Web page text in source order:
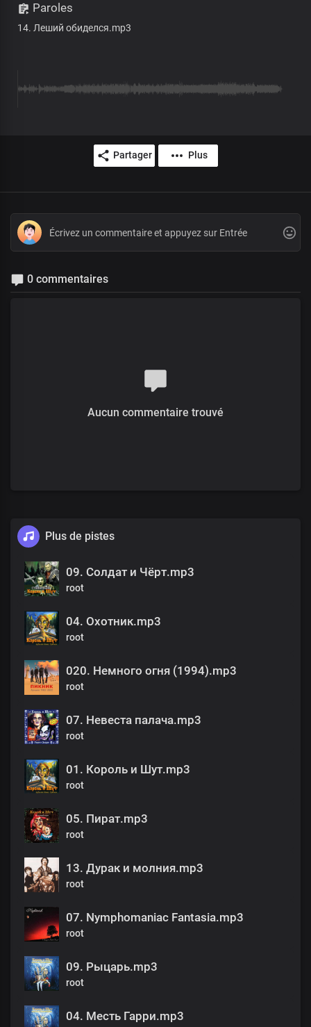
Paroles
14. Леший обиделся.mp3
Partager Plus
0 commentaires
Aucun commentaire trouvé
Plus de pistes
09. Солдат и Чёрт.mp3
root
04. Охотник.mp3
root
020. Немного огня (1994).mp3
root
07. Невеста палача.mp3
root
01. Король и Шут.mp3
root
05. Пират.mp3
root
13. Дурак и молния.mp3
root
07. Nymphomaniac Fantasia.mp3
root
09. Рыцарь.mp3
root
04. Месть Гарри.mp3